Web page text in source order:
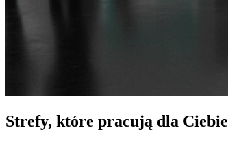
Strefy, które pracują dla Ciebie